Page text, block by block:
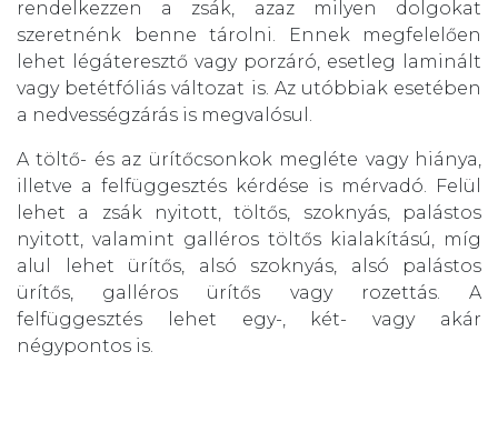
rendelkezzen a zsák, azaz milyen dolgokat
szeretnénk benne tárolni. Ennek megfelelően
lehet légáteresztő vagy porzáró, esetleg laminált
vagy betétfóliás változat is. Az utóbbiak esetében
a nedvességzárás is megvalósul.
A töltő- és az ürítőcsonkok megléte vagy hiánya,
illetve a felfüggesztés kérdése is mérvadó. Felül
lehet a zsák nyitott, töltős, szoknyás, palástos
nyitott, valamint galléros töltős kialakítású, míg
alul lehet ürítős, alsó szoknyás, alsó palástos
ürítős, galléros ürítős vagy rozettás. A
felfüggesztés lehet egy-, két- vagy akár
négypontos is.